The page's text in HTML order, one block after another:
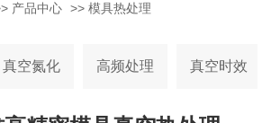
产品中心 >> 模具热处理
真空氮化 高频处理 真空时效